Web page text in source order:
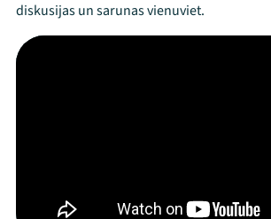
Viņi bija LAMPĀ 2026
diskusijas un sarunas vienuviet.